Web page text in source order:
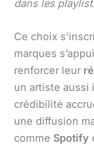
dans les
Ce choix
marques
renforcer leur
un artiste aussi
crédibilité
une diffusion
comme Spotify